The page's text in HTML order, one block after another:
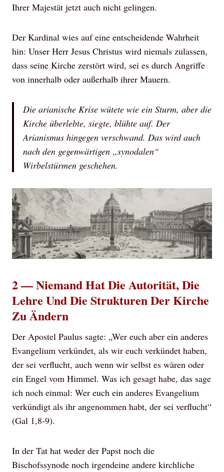
Ihrer Majestät jetzt auch nicht gelingen.
Der Kardinal wies auf eine entscheidende Wahrheit
hin: Unser Herr Jesus Christus wird niemals zulassen,
dass seine Kirche zerstört wird, sei es durch Angriffe
von innerhalb oder außerhalb ihrer Mauern.
Die arianische Krise wütete wie ein Sturm, aber die
Kirche überlebte, siegte, blühte auf. Der
Arianismus hingegen verschwand. Das wird auch
nach den gegenwärtigen „synodalen“
Wirbelstürmen geschehen.
2 — Niemand Hat Die Autorität, Die
Lehre Und Die Strukturen Der Kirche
Zu Ändern
Der Apostel Paulus sagte: „Wer euch aber ein anderes
Evangelium verkündet, als wir euch verkündet haben,
der sei verflucht, auch wenn wir selbst es wären oder
ein Engel vom Himmel. Was ich gesagt habe, das sage
ich noch einmal: Wer euch ein anderes Evangelium
verkündigt als ihr angenommen habt, der sei verflucht“
(Gal 1,8-9).
In der Tat hat weder der Papst noch die
Bischofssynode noch irgendeine andere kirchliche